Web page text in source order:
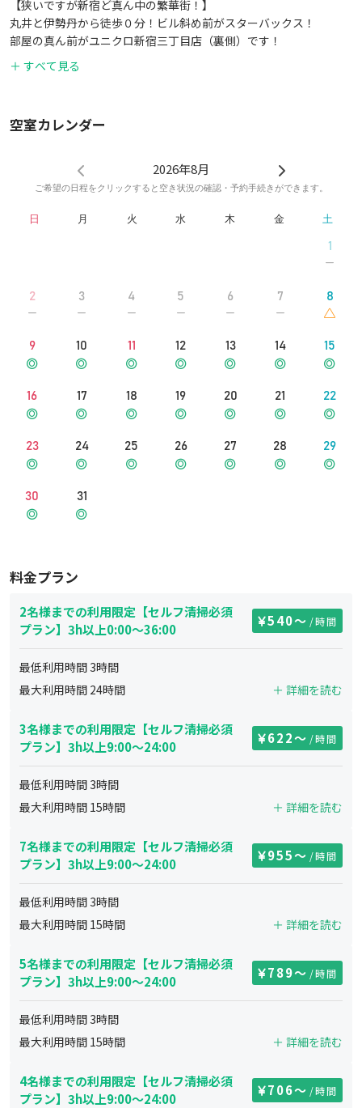
【狭いですが新宿ど真ん中の繁華街！】
丸井と伊勢丹から徒歩０分！ビル斜め前がスターバックス！
部屋の真ん前がユニクロ新宿三丁目店（裏側）です！
※Google検索して頂くと一番分かりやすくアクセスできます。
＋ すべて見る
空室カレンダー
2026年8月
ご希望の日程をクリックすると空き状況の確認・予約手続きができます。
日 月 火 水 木 金 土
1
2 3 4 5 6 7 8
9 10 11 12 13 14 15
16 17 18 19 20 21 22
23 24 25 26 27 28 29
30 31
料金プラン
2名様までの利用限定【セルフ清掃必須
プラン】3h以上0:00～36:00
540〜 /時間
最低利用時間 3時間
最大利用時間 24時間 ＋ 詳細を読む
3名様までの利用限定【セルフ清掃必須
プラン】3h以上9:00～24:00
622〜 /時間
最低利用時間 3時間
最大利用時間 15時間 ＋ 詳細を読む
7名様までの利用限定【セルフ清掃必須
プラン】3h以上9:00～24:00
955〜 /時間
最低利用時間 3時間
最大利用時間 15時間 ＋ 詳細を読む
5名様までの利用限定【セルフ清掃必須
プラン】3h以上9:00～24:00
789〜 /時間
最低利用時間 3時間
最大利用時間 15時間 ＋ 詳細を読む
4名様までの利用限定【セルフ清掃必須
プラン】3h以上9:00～24:00
706〜 /時間